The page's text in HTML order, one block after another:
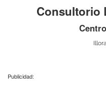
Consultorio
Publicidad: